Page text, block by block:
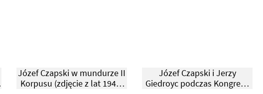
Józef Czapski w mundurze II
Korpusu (zdjęcie z lat 1940-
Józef Czapski i Jerzy
Giedroyc podczas Kongresu